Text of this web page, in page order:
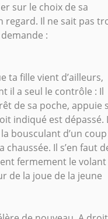
sur le choix de sa
regard. Il ne sait pas
:
ta fille vient d’ailleurs,
il a seul le contrôle : Il
de sa poche, appuie
indiqué est dépassé.
bousculant d’un coup
Il s’en faut
fermement le volant
de la joue de la jeune